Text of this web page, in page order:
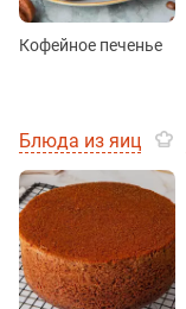
Кофейное печенье
Блюда из яиц